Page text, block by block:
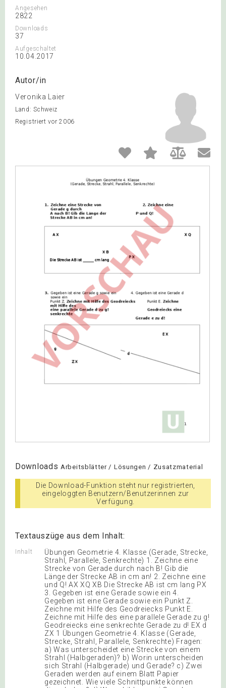
Angesehen
2822
Downloads
37
Aufgeschaltet
10.04.2017
Autor/in
Veronika Laier
Land: Schweiz
Registriert vor 2006
Downloads Arbeitsblätter / Lösungen / Zusatzmaterial
Die Download-Funktion steht nur registrierten,
eingeloggten Benutzern/Benutzerinnen zur
Verfügung.
Textauszüge aus dem Inhalt:
Inhalt
Übungen Geometrie 4. Klasse (Gerade, Strecke,
Strahl, Parallele, Senkrechte) 1. Zeichne eine
Strecke von Gerade durch nach B! Gib die
Länge der Strecke AB in cm an! 2. Zeichne eine
und Q! AX XQ XB Die Strecke AB ist cm lang PX
3. Gegeben ist eine Gerade sowie ein 4.
Gegeben ist eine Gerade sowie ein Punkt Z.
Zeichne mit Hilfe des Geodreiecks Punkt E.
Zeichne mit Hilfe des eine parallele Gerade zu g!
Geodreiecks eine senkrechte Gerade zu d! EX d
ZX 1 Übungen Geometrie 4. Klasse (Gerade,
Strecke, Strahl, Parallele, Senkrechte) Fragen:
a) Was unterscheidet eine Strecke von einem
Strahl (Halbgeraden)? b) Worin unterscheiden
sich Strahl (Halbgerade) und Gerade? c) Zwei
Geraden werden auf einem Blatt Papier
gezeichnet. Wie viele Schnittpunkte können